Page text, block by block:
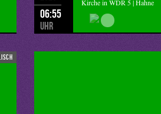
06:55
Uhr
Kirche in WDR 5 | Hahne